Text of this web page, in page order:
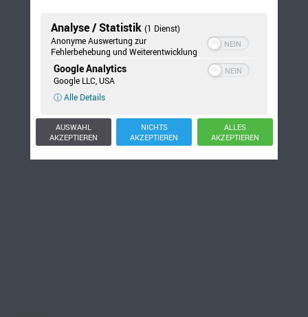
Analyse / Statistik (1 Dienst)
Anonyme Auswertung zur
Fehlerbehebung und Weiterentwicklung
Google Analytics
Google LLC, USA
ⓘ Alle Details
AUSWAHL
AKZEPTIEREN
NICHTS
AKZEPTIEREN
ALLES
AKZEPTIEREN